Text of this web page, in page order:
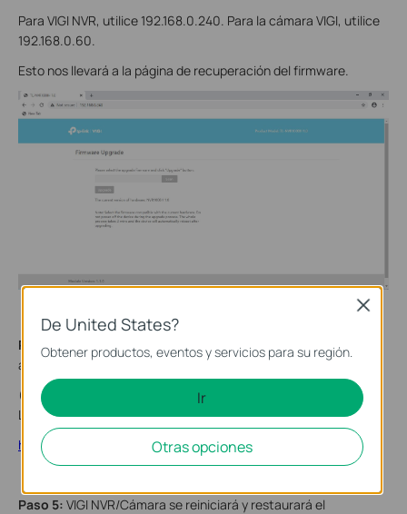
Para VIGI NVR, utilice 192.168.0.240. Para la cámara VIGI, utilice
192.168.0.60.
Esto nos llevará a la página de recuperación del firmware.
Paso 4:
Cargue el archivo de firmware oficial correcto y
actualice.
(Puede obtener el firmware oficial en el sitio web oficial de TP-
Link o en el equipo de soporte técnico de TP-Link)
https://www.tp-link.com/en/vigi /
Paso 5: VIGI NVR/Cámara se reiniciará y restaurará el
De United States?
Obtener productos, eventos y servicios para su región.
Ir
Otras opciones
Close